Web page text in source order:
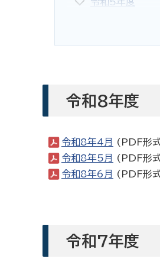
令和8年度
令和8年4月
(PDF形
令和8年5月
(PDF形
令和8年6月
(PDF形
令和7年度